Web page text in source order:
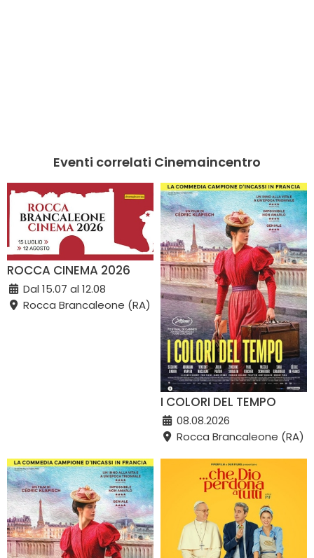
Eventi correlati Cinemaincentro
ROCCA CINEMA 2026
Dal 15.07 al 12.08
Rocca Brancaleone (RA)
I COLORI DEL TEMPO
08.08.2026
Rocca Brancaleone (RA)